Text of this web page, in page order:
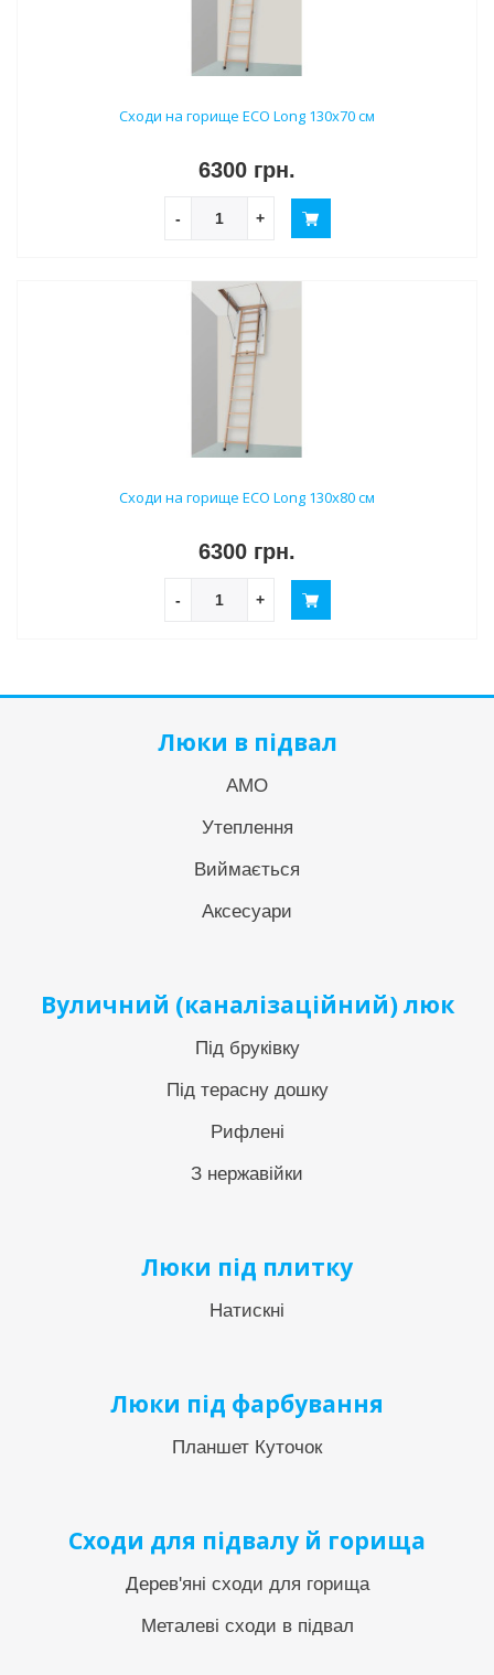
Сходи на горище ECO Long 130х70 см
6300 грн.
- +
Сходи на горище ECO Long 130х80 см
6300 грн.
- +
Люки в підвал
АМО
Утеплення
Виймається
Аксесуари
Вуличний (каналізаційний) люк
Під бруківку
Під терасну дошку
Рифлені
З нержавійки
Люки під плитку
Натискні
Люки під фарбування
Планшет Куточок
Сходи для підвалу й горища
Дерев'яні сходи для горища
Металеві сходи в підвал